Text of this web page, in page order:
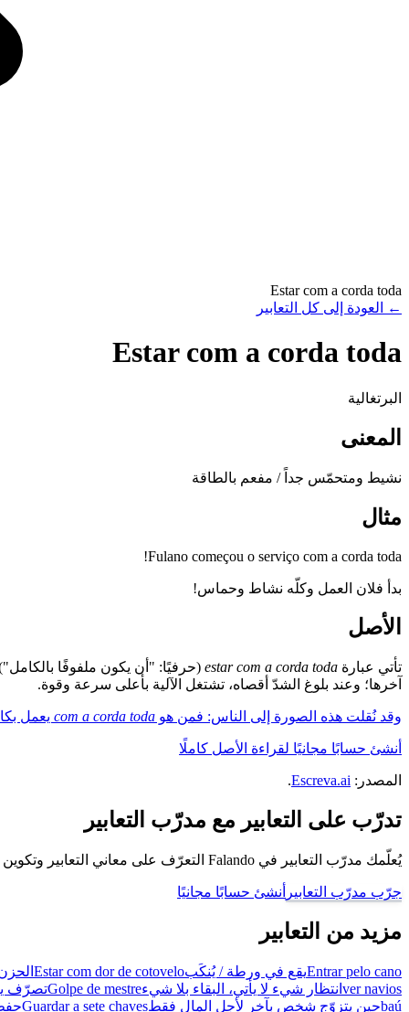
Estar com a corda toda
←
العودة إلى كل التعابير
Estar com a corda toda
البرتغالية
المعنى
نشيط ومتحمّس جداً / مفعم بالطاقة
مثال
Fulano começou o serviço com a corda toda!
بدأ فلان العمل وكلّه نشاط وحماس!
الأصل
تأتي عبارة estar com a corda toda (حرفيًا: "أن يكون ملفوفًا بالكامل")
آخرها؛ وعند بلوغ الشدّ أقصاه، تشتغل الآلية بأعلى سرعة وقوة.
وقد نُقلت هذه الصورة إلى الناس: فمن هو com a corda toda يعمل
أنشئ حسابًا مجانيًا لقراءة الأصل كاملًا
المصدر: Escreva.ai
.
تدرّب على التعابير مع مدرّب التعابير
يُعلّمك مدرّب التعابير في Falando التعرّف على معاني التعابير وتكوين جُمل باستخدامها، كي تتحدّث كبرازيلي.
جرّب مدرّب التعابير أنشئ حسابًا مجانيًا
مزيد من التعابير
Entrar pelo canoيقع في ورطة / يُنكَبEstar com dor de cotovelo
ver navios انتظار شيء لا يأتي، البقاء بلا شيءGolpe de mestreتصرّف
baúحين يتزوّج شخص بآخر لأجل المال فقطGuardar a sete chaves